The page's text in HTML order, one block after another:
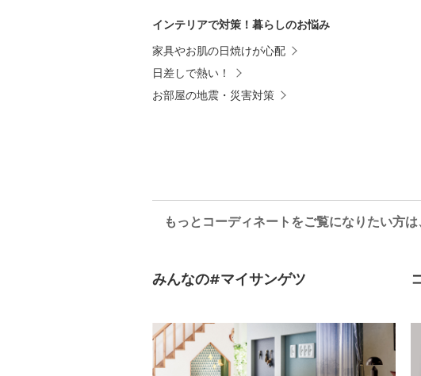
インテリアで対策！暮らしのお悩み
家具やお肌の日焼けが心配
日差しで熱い！
お部屋の地震・災害対策
もっとコーディネートをご覧になりたい方は
みんなの#マイサンゲツ